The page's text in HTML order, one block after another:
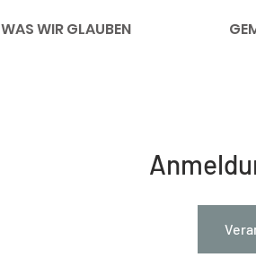
WAS WIR GLAUBEN